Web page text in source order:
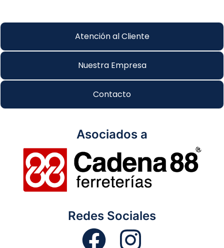
Atención al Cliente
Nuestra Empresa
Contacto
Asociados a
Redes Sociales